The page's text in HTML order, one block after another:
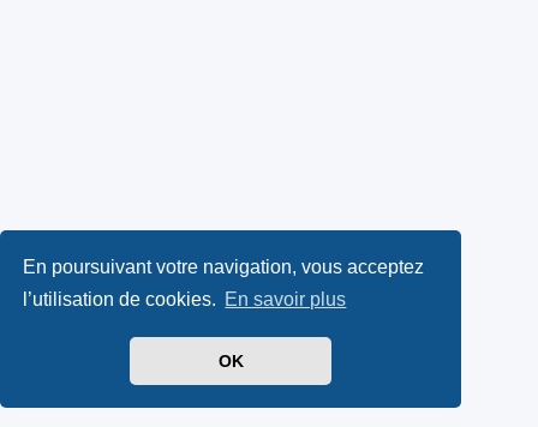
En poursuivant votre navigation, vous acceptez
l’utilisation de cookies. En savoir plus
OK